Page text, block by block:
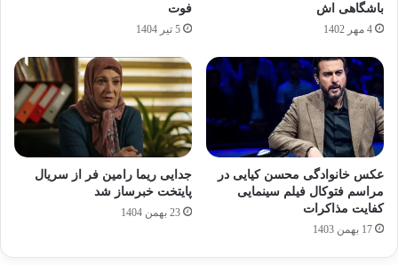
باشگاهی اش
4 مهر 1402
فوت
5 تیر 1404
عکس خانوادگی محسن کیایی در
مراسم فتوکال فیلم سینمایی
کفایت مذاکرات
17 بهمن 1403
جدایی ریما رامین‌ فر از سریال
پایتخت خبرساز شد
23 بهمن 1404